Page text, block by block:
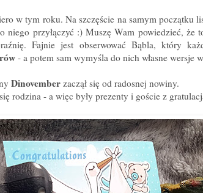
w tym roku. Na szczęście na samym początku
niego przyłączyć :) Muszę Wam powiedzieć, że
Fajnie jest obserwować Bąbla, który
- a potem sam wymyśla do nich własne wersje
Dinovember zaczął się od radosnej nowiny.
rodzina - a więc były prezenty i goście z